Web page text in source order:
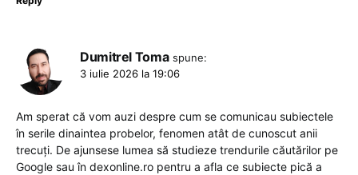
Dumitrel Toma spune:
3 iulie 2026 la 19:06
Am sperat că vom auzi despre cum se comunicau subiectele
în serile dinaintea probelor, fenomen atât de cunoscut anii
trecuți. De ajunsese lumea să studieze trendurile căutărilor pe
Google sau în dexonline.ro pentru a afla ce subiecte pică a